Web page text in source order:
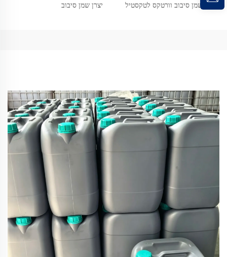
שמן סיבוב וורטקס לטקסטיל יצרן שמן סיבוב